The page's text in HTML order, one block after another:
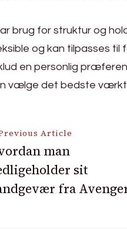
brug for struktur og
og kan tilpasses til
en personlig
vælge det bedste
Article
man
sit
fra